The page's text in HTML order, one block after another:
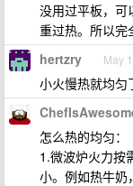
没用过平板，可
重过热。所以完
hertzry May
小火慢热就均匀
怎么热的均匀：
1.微波炉火力按
小。例如热牛奶